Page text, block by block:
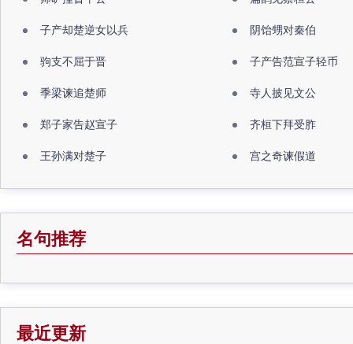
子产却楚逆女以兵 阴饴甥对秦伯
驹支不屈于晋 子产告范宣子轻币
季梁谏追楚师 寺人披见文公
郑子家告赵宣子 齐桓下拜受胙
王孙满对楚子 宫之奇谏假道
名句推荐
最近更新